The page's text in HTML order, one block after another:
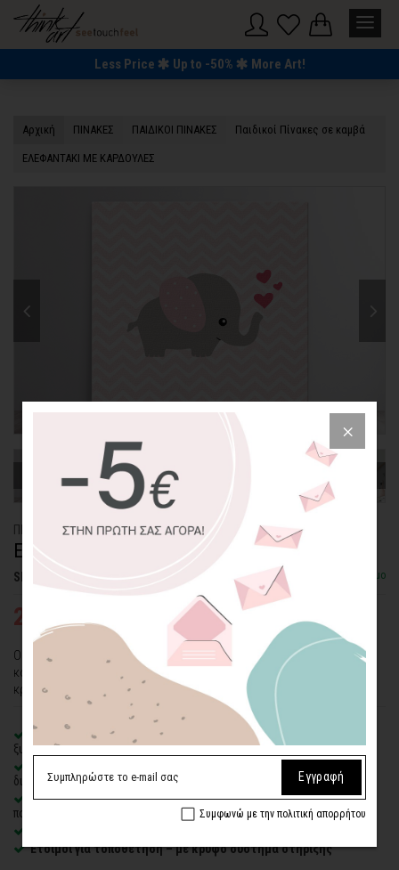
Less Price Up to -50% More Art!
Αρχική ΠΙΝΑΚΕΣ ΠΑΙΔΙΚΟΙ ΠΙΝΑΚΕΣ Παιδικοί Πίνακες σε καμβά
ΕΛΕΦΑΝΤΑΚΙ ΜΕ ΚΑΡΔΟΥΛΕΣ
ΠΙΝΑΚΑΣ ΚΑΜΒΑΣ
ΕΛΕΦΑΝΤΑΚΙ ΜΕ ΚΑΡΔΟΥΛΕΣ
SKU: CVPS-145-SQ Διαθέσιμο
25,03€ 38,51€
Ο πίνακας σε καμβά "Ελεφαντάκι με Καρδούλες" είναι ένας γλυκός
και εύκολος τρόπος να μεταμορφώσετε τη διακόσμηση της
κρεβατοκάμαρας του παιδιού σας.
100% πιστοποιημένος βαμβακερός καμβάςσε τελάρο φυσικής
ξυλείας
διαλύτες και οσμές
Δυνατότητα προσθήκηςξύλινης διακοσμητικής κορνίζαςμε
πολλές επιλογές
Έτοιμοι για τοποθέτηση – με κρυφό σύστημα στήριξης
Εγγραφή
Συμφωνώ με την πολιτική απορρήτου